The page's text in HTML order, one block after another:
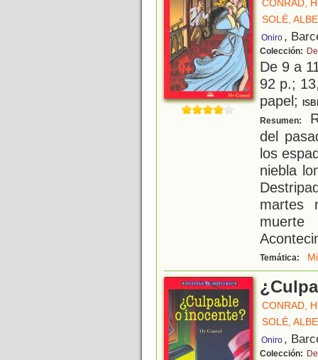
CONRAD,
SOLÉ,
Oniro ,
Colección:
De 9 a
92 p.;
papel;
Resumen:
del
los
niebla
martes
muerte
Temática:
CONRAD,
SOLÉ,
Oniro ,
Colección: